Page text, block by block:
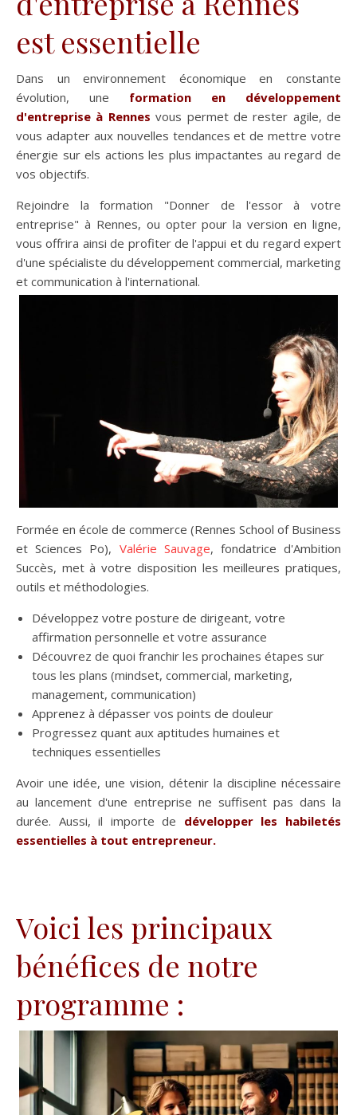
est essentielle
Dans un environnement économique en constante
évolution, une formation en développement
d'entreprise à Rennes vous permet de rester agile, de
vous adapter aux nouvelles tendances et de mettre votre
énergie sur els actions les plus impactantes au regard de
vos objectifs.
Rejoindre la formation "Donner de l'essor à votre
entreprise" à Rennes, ou opter pour la version en ligne,
vous offrira ainsi de profiter de l'appui et du regard expert
d'une spécialiste du développement commercial, marketing
et communication à l'international.
Formée en école de commerce (Rennes School of Business
et Sciences Po), Valérie Sauvage, fondatrice d'Ambition
Succès, met à votre disposition les meilleures pratiques,
outils et méthodologies.
Développez votre posture de dirigeant, votre
affirmation personnelle et votre assurance
Découvrez de quoi franchir les prochaines étapes sur
tous les plans (mindset, commercial, marketing,
management, communication)
Apprenez à dépasser vos points de douleur
Progressez quant aux aptitudes humaines et
techniques essentielles
Avoir une idée, une vision, détenir la discipline nécessaire
au lancement d'une entreprise ne suffisent pas dans la
durée. Aussi, il importe de développer les habiletés
essentielles à tout entrepreneur.
Voici les principaux
bénéfices de notre
programme :